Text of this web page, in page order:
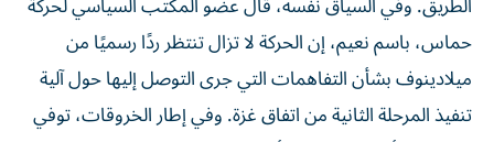
حماس، باسم نعيم، إن الحركة لا تزال تنتظر ردًا رسميًا من
ميلادينوف بشأن التفاهمات التي جرى التوصل إليها حول آلية
تنفيذ المرحلة الثانية من اتفاق غزة. وفي إطار الخروقات، توفي